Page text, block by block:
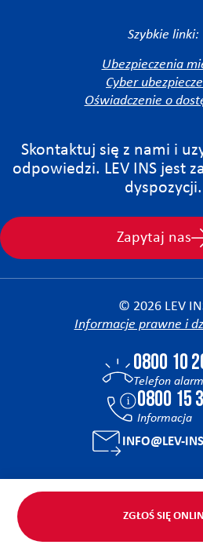
ZGŁOŚ SIĘ
Szybkie linki:
Ubezpieczenia
Cyber
Oświadczenie o
Skontaktuj się z nami i
odpowiedzi. LEV INS jest
dyspozycji.
Zapytaj nas
© 2026 LEV
Informacje prawne i
0800 10
Telefon
0800 15
Informacja
INFO@LEV-
Strona z/Opracowana